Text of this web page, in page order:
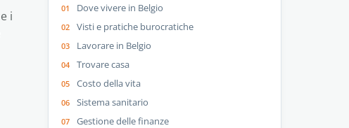
i
Dove vivere in Belgio
Visti e pratiche burocratiche
Lavorare in Belgio
Trovare casa
Costo della vita
Sistema sanitario
Gestione delle finanze